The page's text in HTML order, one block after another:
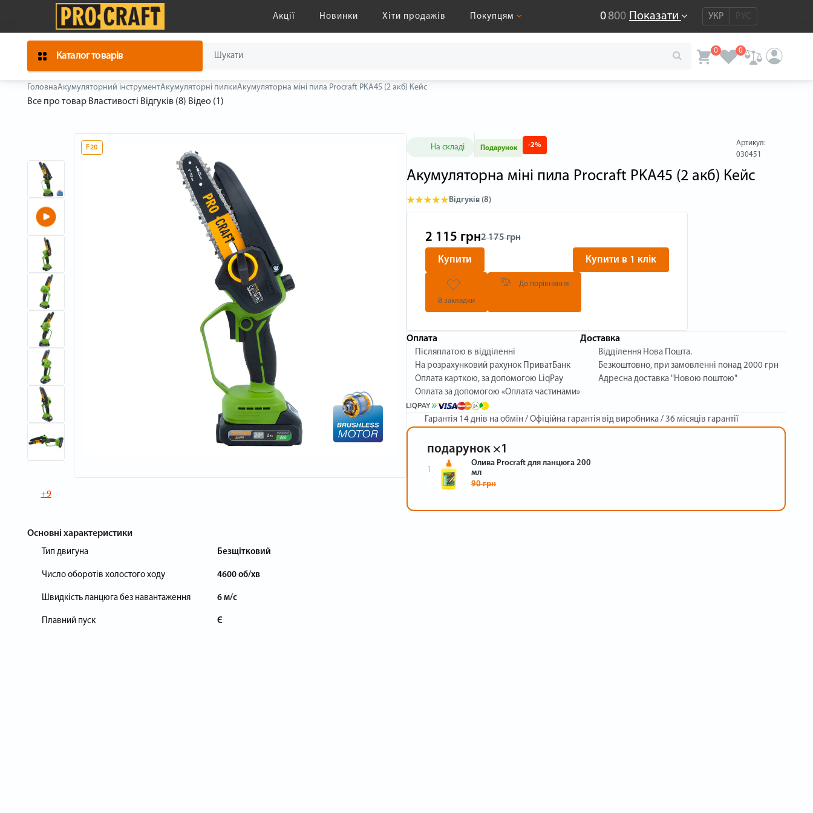
Акції Новинки Хіти продажів Покупцям 0800 Показати УКР РУС
Каталог товарів
0 0
ГоловнаАкумуляторний інструментАкумуляторні пилкиАкумуляторна міні пила Procraft PKA45 (2 акб) Кейс
Все про товар Властивості Відгуків (8) Відео (1)
+9
F20
Основні характеристики
Тип двигуна Безщітковий
Число оборотів холостого ходу 4600 об/хв
Швидкість ланцюга без навантаження 6 м/с
Плавний пуск Є
На складі Подарунок -2%
Артикул:
030451
Акумуляторна міні пила Procraft PKA45 (2 акб) Кейс
Відгуків (8)
2 115 грн2 175 грн
Купити Купити в 1 клік
В закладки
До порівняння
Оплата
Післяплатою в відділенні
На розрахунковий рахунок ПриватБанк
Оплата карткою, за допомогою LiqPay
Оплата за допомогою «Оплата частинами»
Доставка
Відділення Нова Пошта.
Безкоштовно, при замовленні понад 2000 грн
Адресна доставка "Новою поштою"
Гарантія 14 днів на обмін / Офіційна гарантія від виробника / 36 місяців гарантії
подарунок ×1
1
Олива Procraft для ланцюга 200
мл
90 грн